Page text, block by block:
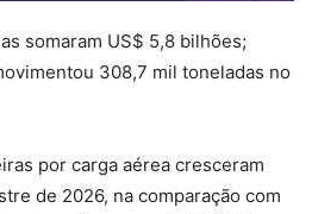
somaram US$ 5,8 bilhões;
308,7 mil toneladas no
por carga aérea cresceram
de 2026, na comparação com